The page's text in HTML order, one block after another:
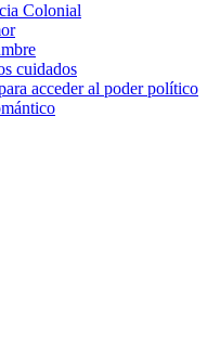
Colonial
cuidados
acceder al poder político